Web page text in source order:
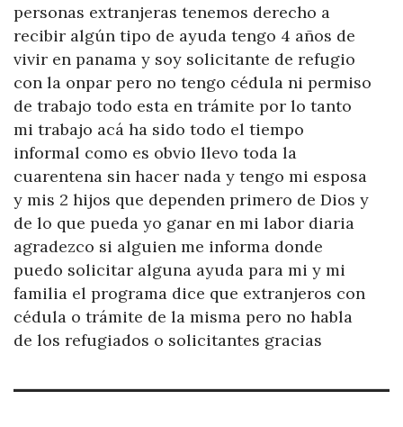
personas extranjeras tenemos derecho a
recibir algún tipo de ayuda tengo 4 años de
vivir en panama y soy solicitante de refugio
con la onpar pero no tengo cédula ni permiso
de trabajo todo esta en trámite por lo tanto
mi trabajo acá ha sido todo el tiempo
informal como es obvio llevo toda la
cuarentena sin hacer nada y tengo mi esposa
y mis 2 hijos que dependen primero de Dios y
de lo que pueda yo ganar en mi labor diaria
agradezco si alguien me informa donde
puedo solicitar alguna ayuda para mi y mi
familia el programa dice que extranjeros con
cédula o trámite de la misma pero no habla
de los refugiados o solicitantes gracias